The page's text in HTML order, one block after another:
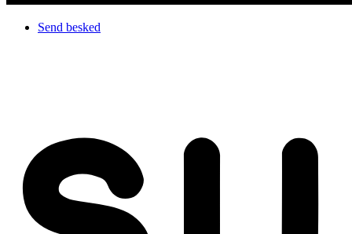
Send besked